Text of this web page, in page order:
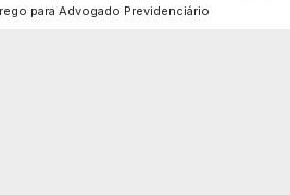
para Advogado Previdenciário